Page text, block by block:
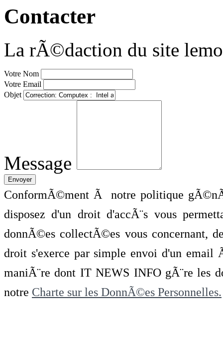
Contacter
La rÃ©daction du site
Votre Nom
Votre Email
Objet
Message
ConformÃ©ment Ã notre politique
disposez d'un droit d'accÃ¨s vous
donnÃ©es collectÃ©es vous concernant,
droit s'exerce par simple envoi d'un
maniÃ¨re dont IT NEWS INFO gÃ¨re les
notre Charte sur les DonnÃ©es Personnelles.